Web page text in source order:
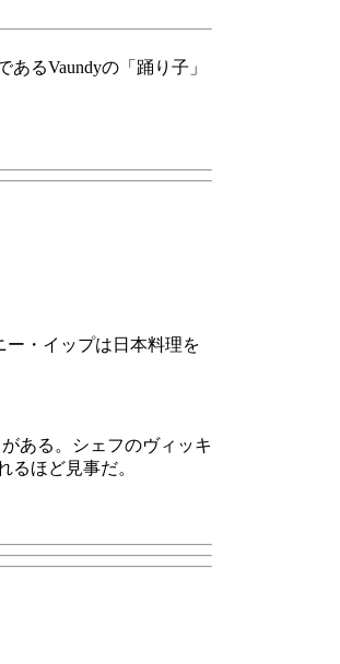
るVaundyの「踊り子」
ー・イップは日本料理を
ある。シェフのヴィッキ
ほど見事だ。